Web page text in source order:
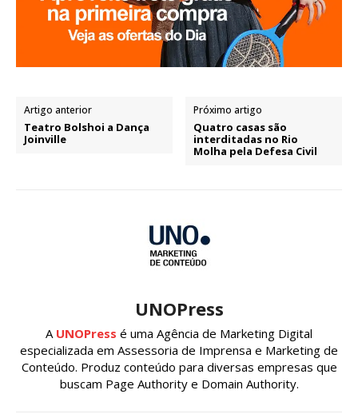
Artigo anterior
Teatro Bolshoi a Dança
Joinville
Próximo artigo
Quatro casas são
interditadas no Rio
Molha pela Defesa Civil
UNOPress
A UNOPress é uma Agência de Marketing Digital
especializada em Assessoria de Imprensa e Marketing de
Conteúdo. Produz conteúdo para diversas empresas que
buscam Page Authority e Domain Authority.